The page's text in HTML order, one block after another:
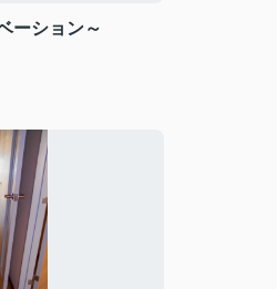
ーション～